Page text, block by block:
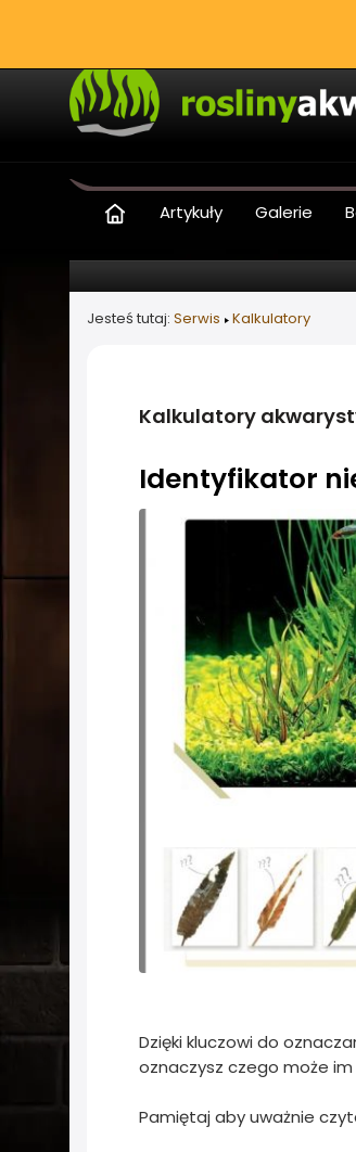
Artykuły Galerie
Jesteś tutaj: Serwis Kalkulatory
Kalkulatory
Identyfikator
Dzięki kluczowi do
oznaczysz czego może im
Pamiętaj aby uważnie